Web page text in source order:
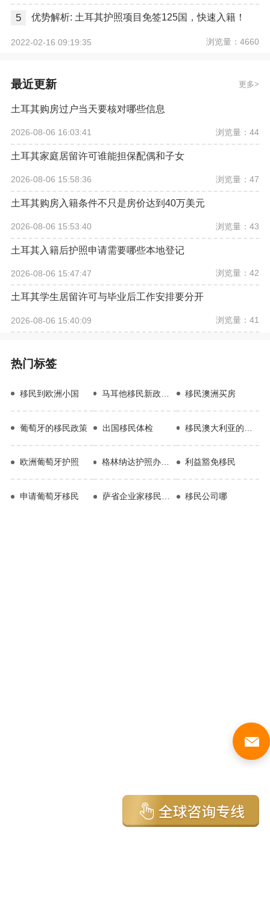
5 优势解析: 土耳其护照项目免签125国，快速入籍！
2022-02-16 09:19:35 浏览量：4660
最近更新 更多
土耳其购房过户当天要核对哪些信息
2026-08-06 16:03:41 浏览量：44
土耳其家庭居留许可谁能担保配偶和子女
2026-08-06 15:58:36 浏览量：47
土耳其购房入籍条件不只是房价达到40万美元
2026-08-06 15:53:40 浏览量：43
土耳其入籍后护照申请需要哪些本地登记
2026-08-06 15:47:47 浏览量：42
土耳其学生居留许可与毕业后工作安排要分开
2026-08-06 15:40:09 浏览量：41
热门标签
移民到欧洲小国 移民澳洲买房
葡萄牙的移民政策 出国移民体检
欧洲葡萄牙护照 格林纳达护照办理流程 利益豁免移民
申请葡萄牙移民 萨省企业家移民EOI 移民公司哪